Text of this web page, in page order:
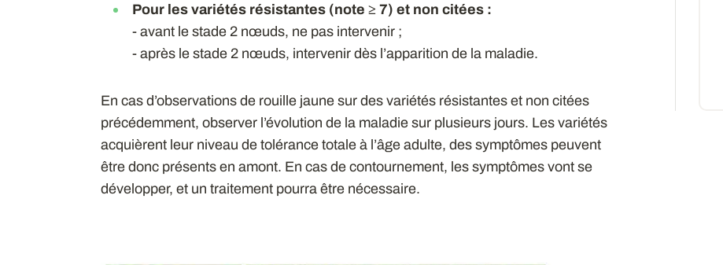
Pour les variétés résistantes (note ≥ 7) et non citées :
- avant le stade 2 nœuds, ne pas intervenir ;
- après le stade 2 nœuds, intervenir dès l’apparition de la maladie.
En cas d’observations de rouille jaune sur des variétés résistantes et non citées
précédemment, observer l’évolution de la maladie sur plusieurs jours. Les variétés
acquièrent leur niveau de tolérance totale à l’âge adulte, des symptômes peuvent
être donc présents en amont. En cas de contournement, les symptômes vont se
développer, et un traitement pourra être nécessaire.